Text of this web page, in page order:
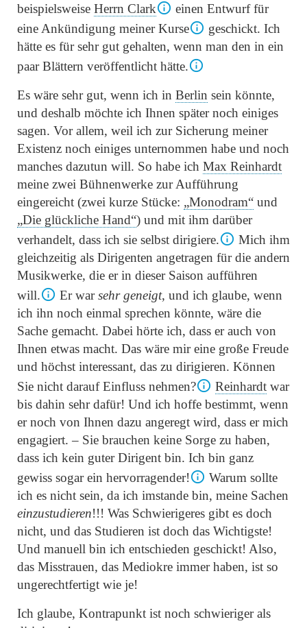
beispielsweise Herrn Clark
einen Entwurf für
eine Ankündigung meiner Kurse
geschickt. Ich
hätte es für sehr gut gehalten, wenn man den in ein
paar Blättern veröffentlicht hätte.
Es wäre sehr gut, wenn ich in Berlin sein könnte,
und deshalb möchte ich Ihnen später noch einiges
sagen. Vor allem, weil ich zur Sicherung meiner
Existenz noch einiges unternommen habe und noch
manches dazutun will. So habe ich Max Reinhardt
meine zwei Bühnenwerke zur Aufführung
eingereicht (zwei kurze Stücke: „Monodram“ und
„Die glückliche Hand“) und mit ihm darüber
verhandelt, dass ich sie selbst dirigiere.
Mich ihm
gleichzeitig als Dirigenten angetragen für die andern
Musikwerke, die er in dieser Saison aufführen
will.
Er warsehr geneigt, und ich glaube, wenn
ich ihn noch einmal sprechen könnte, wäre die
Sache gemacht. Dabei hörte ich, dass er auch von
Ihnen etwas macht. Das wäre mir eine große Freude
und höchst interessant, das zu dirigieren. Können
Sie nicht darauf Einfluss nehmen?
Reinhardt war
bis dahin sehr dafür! Und ich hoffe bestimmt, wenn
er noch von Ihnen dazu angeregt wird, dass er mich
engagiert. – Sie brauchen keine Sorge zu haben,
dass ich kein guter Dirigent bin. Ich bin ganz
gewiss sogar ein hervorragender!
Warum sollte
ich es nicht sein, da ich imstande bin, meine Sachen
einzustudieren!!! Was Schwierigeres gibt es doch
nicht, und das Studieren ist doch das Wichtigste!
Und manuell bin ich entschieden geschickt! Also,
das Misstrauen, das Mediokre immer haben, ist so
ungerechtfertigt wie je!
Ich glaube, Kontrapunkt ist noch schwieriger als